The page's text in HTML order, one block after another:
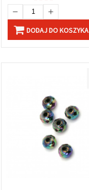
DODAJ DO KOSZYKA